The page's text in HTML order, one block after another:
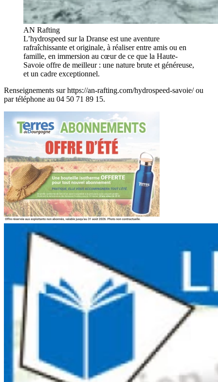
AN Rafting
L’hydrospeed sur la Dranse est une aventure
rafraîchissante et originale, à réaliser entre amis ou en
famille, en immersion au cœur de ce que la Haute-
Savoie offre de meilleur : une nature brute et généreuse,
et un cadre exceptionnel.
Renseignements sur https://an-rafting.com/hydrospeed-savoie/ ou
par téléphone au 04 50 71 89 15.